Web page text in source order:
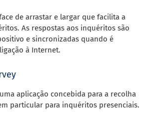
de arrastar e largar que facilita a
As respostas aos inquéritos são
e sincronizadas quando é
à Internet.
aplicação concebida para a recolha
particular para inquéritos presenciais.